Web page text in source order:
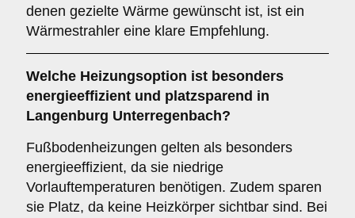
denen gezielte Wärme gewünscht ist, ist ein
Wärmestrahler eine klare Empfehlung.
Welche Heizungsoption ist besonders
energieeffizient und platzsparend in
Langenburg Unterregenbach?
Fußbodenheizungen gelten als besonders
energieeffizient, da sie niedrige
Vorlauftemperaturen benötigen. Zudem sparen
sie Platz, da keine Heizkörper sichtbar sind. Bei